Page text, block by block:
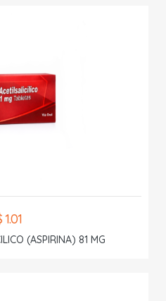
1.01
(ASPIRINA) 81 MG